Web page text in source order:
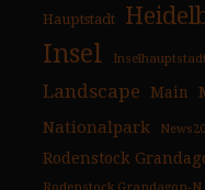
Hauptstadt
Insel Inselhauptstadt
Landscape Main
Nationalpark
Rodenstock
Rodenstock Grandagon-